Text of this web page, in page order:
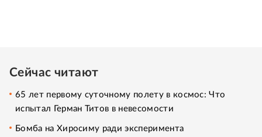
Сейчас читают
65 лет первому суточному полету в космос: Что
испытал Герман Титов в невесомости
Бомба на Хиросиму ради эксперимента